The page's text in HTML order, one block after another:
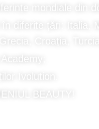
mondiale din
în diferite țări: Italia,
Croația,
Ivolution.
BEAUTY!